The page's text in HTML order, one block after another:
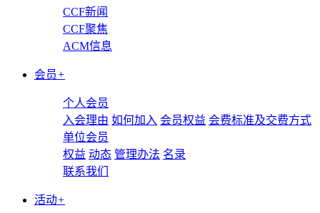
CCF新闻
CCF聚焦
ACM信息
会员+
个人会员
入会理由 如何加入 会员权益 会费标准及交费方式
单位会员
权益 动态 管理办法 名录
联系我们
活动+